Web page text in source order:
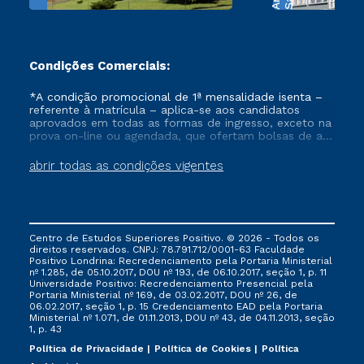
Condições Comerciais:
abrir todas as condições vigentes
*A condição promocional de 1ª mensalidade isenta –
referente à matrícula – aplica-se aos candidatos
aprovados em todas as formas de ingresso, exceto na
prova on-line ou agendada, que ofertam bolsas de até
vigente, que ainda não tenham efetivado e/ou não
tenham cancelado ou trancado sua matrícula em uma
via FIES, Prouni e outros programas governamentais, e
não se acumula com nenhuma outra campanha
ofertada pela Instituição.
Centro de Estudos Superiores Positivo. © 2026 - Todos os
direitos reservados. CNPJ: 78.791.712/0001-63 Faculdade
Positivo Londrina: Recredenciamento pela Portaria Ministerial
nº 1.285, de 05.10.2017, DOU nº 193, de 06.10.2017, seção 1, p. 11
Universidade Positivo: Recredenciamento Presencial ​pela
Portaria Ministerial nº 169, de 03.02.2017, DOU nº 26, de
06.02.2017, seção 1, p. 15 Credenciamento EAD pela Portaria
Ministerial nº 1.071, de 01.11.2013, DOU nº 43, de 04.11.2013, seção
1, p. 43
Política de Privacidade
Política de Cookies
Política